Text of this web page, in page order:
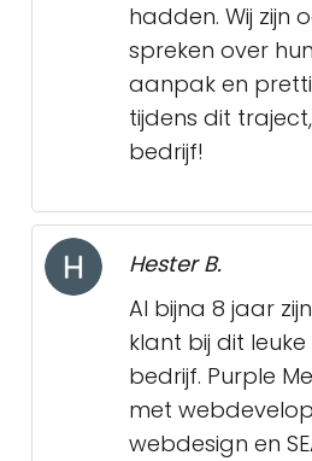
hadden. Wij zijn
spreken over
aanpak en
tijdens dit
bedrijf!
Hester B.
Al bijna 8 jaar
klant bij dit
bedrijf. Purple
met
webdesign en